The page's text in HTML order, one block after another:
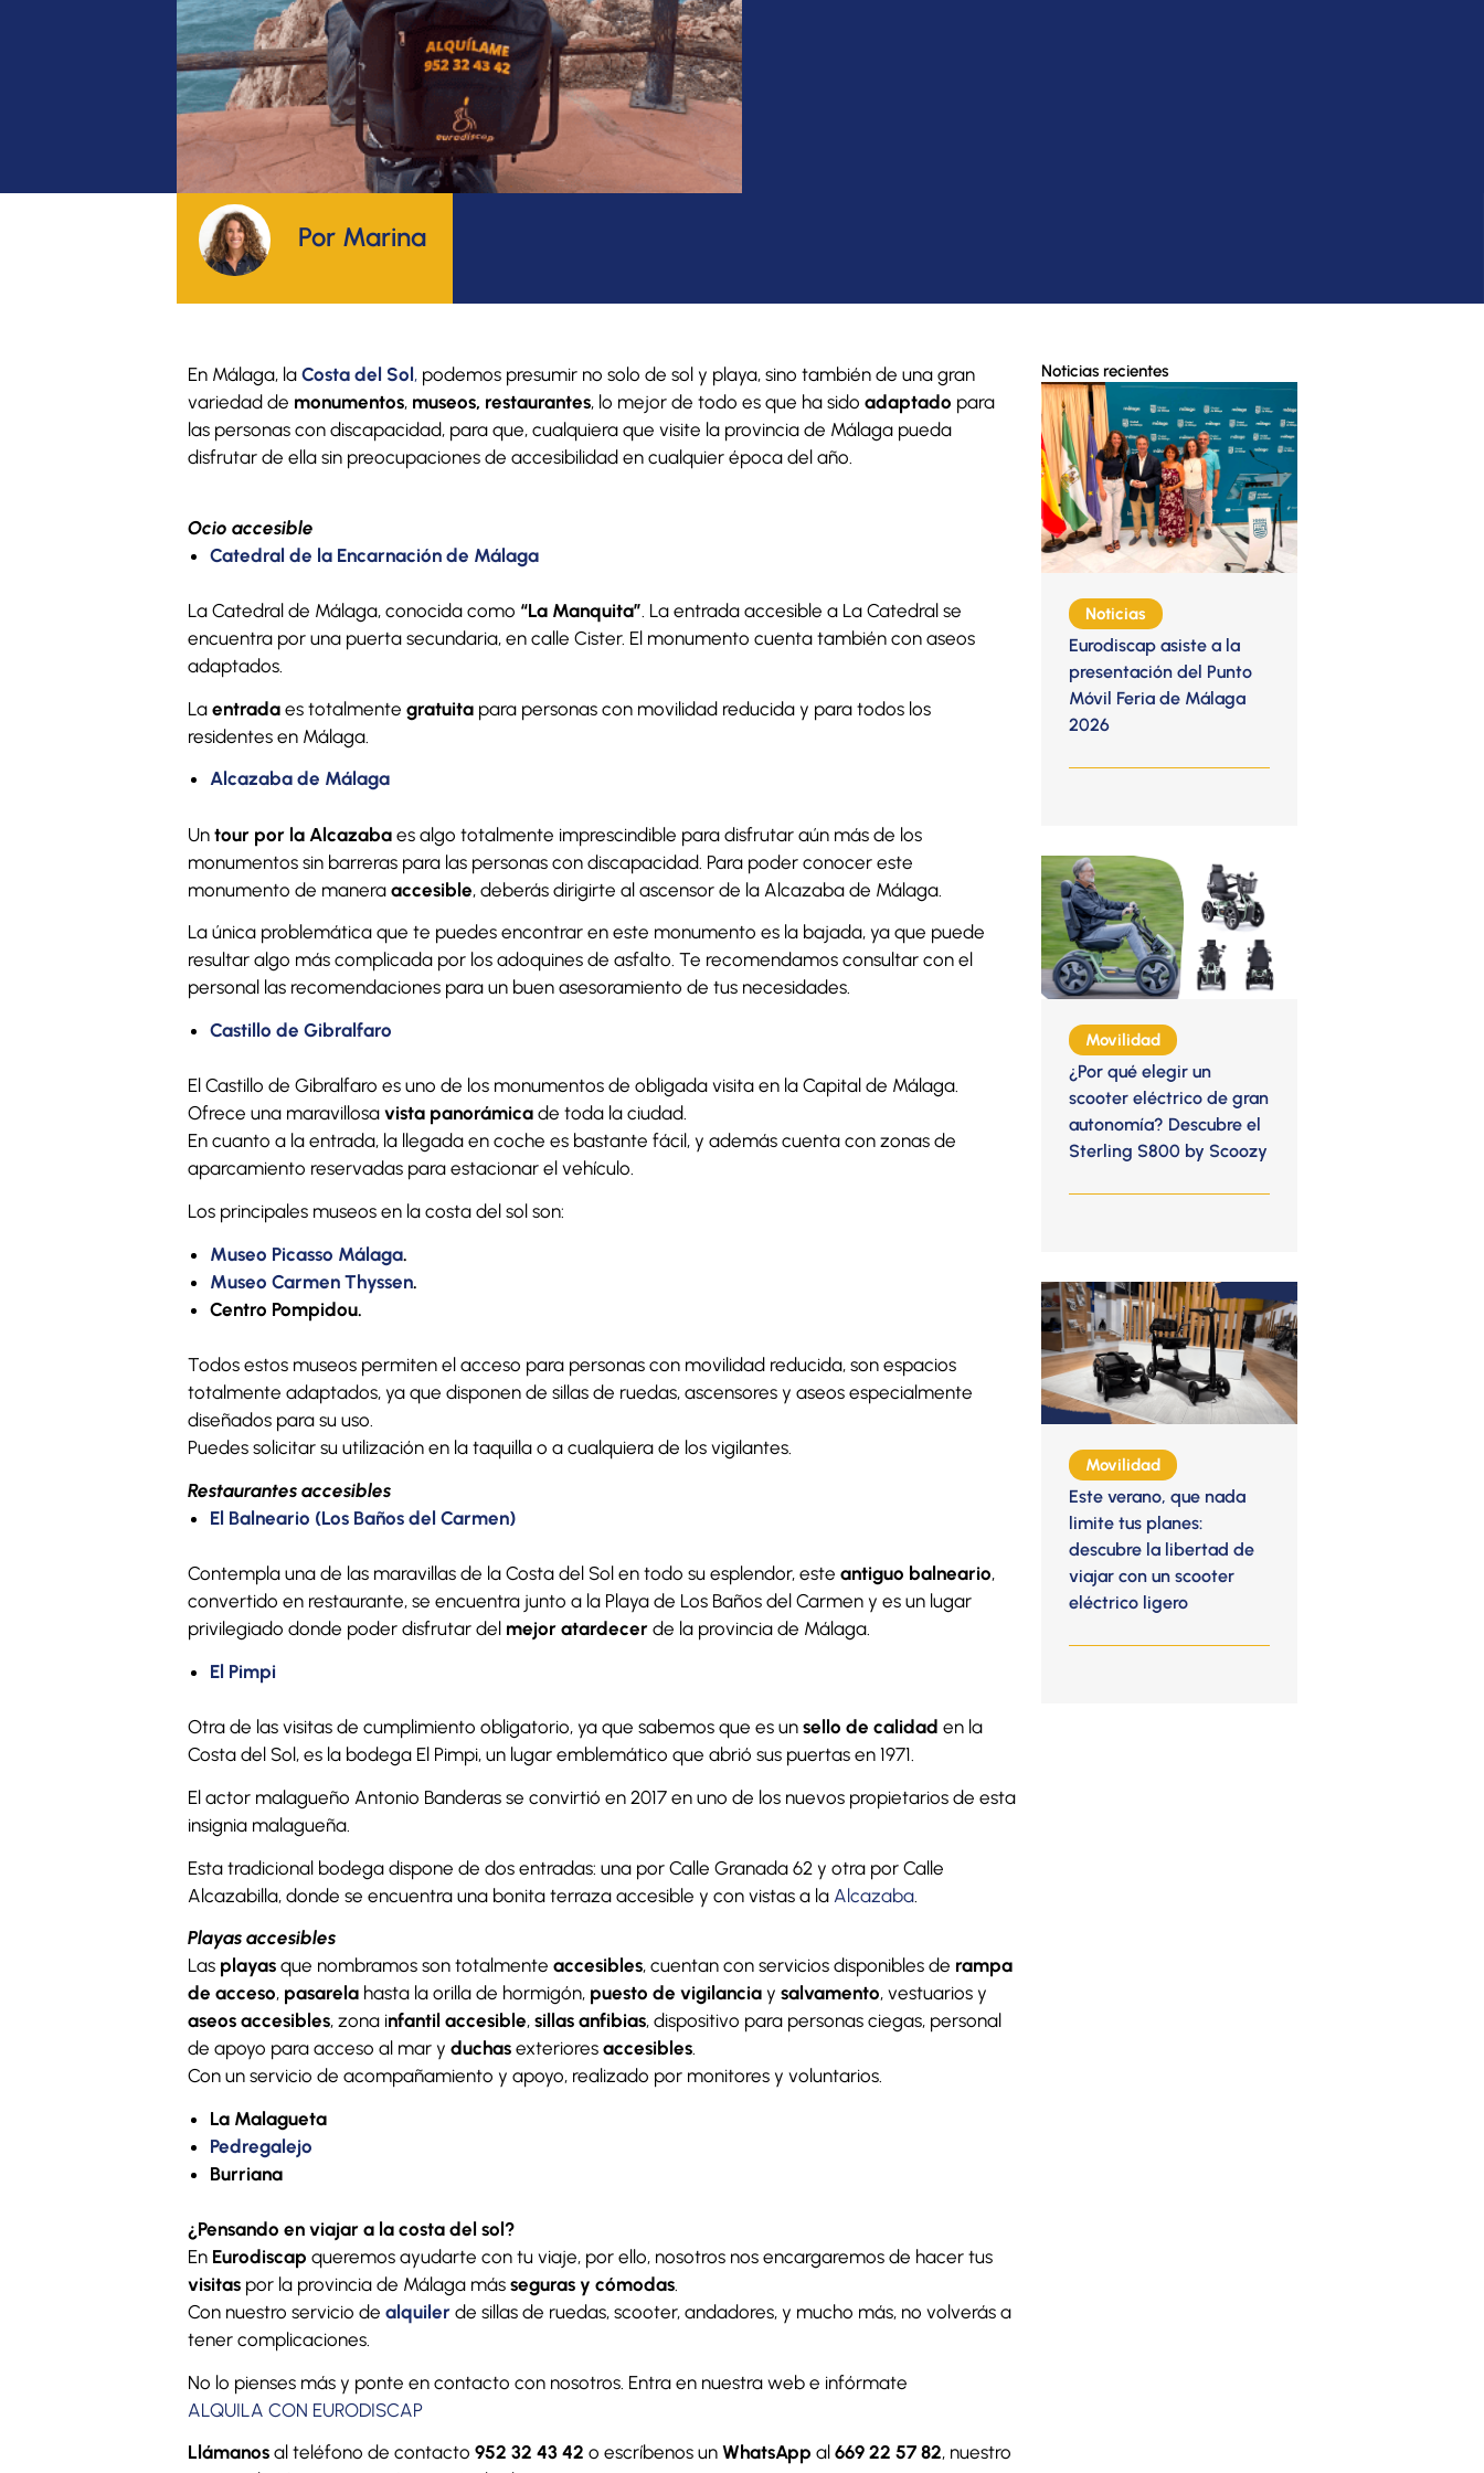
Por Marina
En Málaga, la Costa del Sol,podemos presumir no solo de sol y playa, sino también de una gran
variedad de monumentos, museos, restaurantes, lo mejor de todo es que ha sido adaptado para
las personas con discapacidad, para que, cualquiera que visite la provincia de Málaga pueda
disfrutar de ella sin preocupaciones de accesibilidad en cualquier época del año.
Ocio accesible
Catedral de la Encarnación de Málaga
La Catedral de Málaga, conocida como “La Manquita”. La entrada accesible a La Catedral se
encuentra por una puerta secundaria, en calle Cister. El monumento cuenta también con aseos
adaptados.
La entrada es totalmente gratuita para personas con movilidad reducida y para todos los
residentes en Málaga.
Alcazaba de Málaga
Un tour por la Alcazaba es algo totalmente imprescindible para disfrutar aún más de los
monumentos sin barreras para las personas con discapacidad. Para poder conocer este
monumento de manera accesible, deberás dirigirte al ascensor de la Alcazaba de Málaga.
La única problemática que te puedes encontrar en este monumento es la bajada, ya que puede
resultar algo más complicada por los adoquines de asfalto. Te recomendamos consultar con el
personal las recomendaciones para un buen asesoramiento de tus necesidades.
Castillo de Gibralfaro
El Castillo de Gibralfaro es uno de los monumentos de obligada visita en la Capital de Málaga.
Ofrece una maravillosa vista panorámicade toda la ciudad.
En cuanto a la entrada, la llegada en coche es bastante fácil, y además cuenta con zonas de
aparcamiento reservadas para estacionar el vehículo.
Los principales museos en la costa del sol son:
Museo Picasso Málaga.
Museo Carmen Thyssen.
Centro Pompidou.
Todos estos museos permiten el acceso para personas con movilidad reducida, son espacios
totalmente adaptados, ya que disponen de sillas de ruedas, ascensores y aseos especialmente
diseñados para su uso.
Puedes solicitar su utilización en la taquilla o a cualquiera de los vigilantes.
Restaurantes accesibles
El Balneario (Los Baños del Carmen)
Contempla una de las maravillas de la Costa del Sol en todo su esplendor, este antiguo balneario,
convertido en restaurante, se encuentra junto a la Playa de Los Baños del Carmen y es un lugar
privilegiado donde poder disfrutar del mejor atardecerde la provincia de Málaga.
El Pimpi
Otra de las visitas de cumplimiento obligatorio, ya que sabemos que es un sello de calidad en la
Costa del Sol, es la bodega El Pimpi, un lugar emblemático que abrió sus puertas en 1971.
El actor malagueño Antonio Banderas se convirtió en 2017 en uno de los nuevos propietarios de esta
insignia malagueña.
Esta tradicional bodega dispone de dos entradas: una por Calle Granada 62 y otra por Calle
Alcazabilla, donde se encuentra una bonita terraza accesible y con vistas a la Alcazaba.
Playas accesibles
Las playas que nombramos son totalmente accesibles, cuentan con servicios disponibles de rampa
de acceso, pasarela hasta la orilla de hormigón, puesto de vigilanciay salvamento, vestuarios y
aseos accesibles, zona infantil accesible, sillas anfibias, dispositivo para personas ciegas, personal
de apoyo para acceso al mar y duchas exteriores accesibles.
Con un servicio de acompañamiento y apoyo, realizado por monitores y voluntarios.
La Malagueta
Pedregalejo
Burriana
¿Pensando en viajar a la costa del sol?
En Eurodiscap queremos ayudarte con tu viaje, por ello, nosotros nos encargaremos de hacer tus
visitas por la provincia de Málaga más seguras y cómodas.
Con nuestro servicio de alquiler de sillas de ruedas, scooter, andadores, y mucho más, no volverás a
tener complicaciones.
No lo pienses más y ponte en contacto con nosotros. Entra en nuestra web e infórmate
ALQUILA CON EURODISCAP
Llámanos al teléfono de contacto 952 32 43 42 o escríbenos un WhatsApp al 669 22 57 82, nuestro
Noticias recientes
Noticias
Eurodiscap asiste a la
presentación del Punto
Móvil Feria de Málaga
2026
Movilidad
¿Por qué elegir un
scooter eléctrico de gran
autonomía? Descubre el
Sterling S800 by Scoozy
Movilidad
Este verano, que nada
limite tus planes:
descubre la libertad de
viajar con un scooter
eléctrico ligero